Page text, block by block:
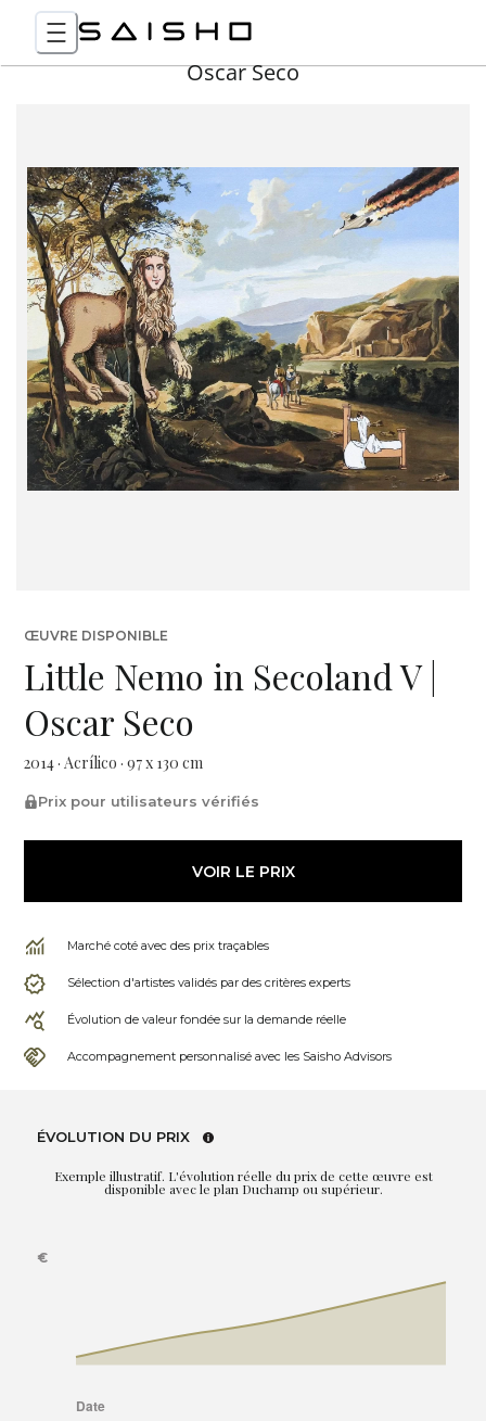
Óscar Seco
ŒUVRE DISPONIBLE
Little Nemo in Secoland V |
Oscar Seco
2014 · Acrílico · 97 x 130 cm
Prix pour utilisateurs vérifiés
VOIR LE PRIX
Marché coté avec des prix traçables
Sélection d'artistes validés par des critères experts
Évolution de valeur fondée sur la demande réelle
Accompagnement personnalisé avec les Saisho Advisors
ÉVOLUTION DU PRIX
Exemple illustratif. L'évolution réelle du prix de cette œuvre est
disponible avec le plan Duchamp ou supérieur.